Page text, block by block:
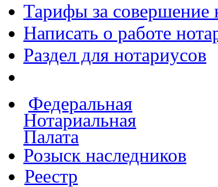
Тарифы за совершение
Написать о работе
Раздел для нотариусов
Федеральная
Нотариальная
Палата
Розыск наследников
Реестр